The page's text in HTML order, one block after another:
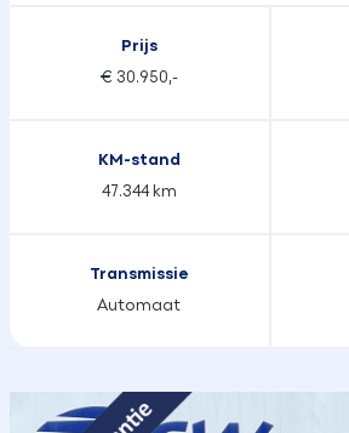
Prijs
€ 30.950,-
KM-stand
47.344 km
Transmissie
Automaat